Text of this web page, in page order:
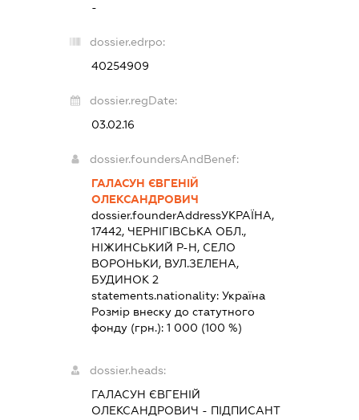
-
dossier.edrpo:
40254909
dossier.regDate:
03.02.16
dossier.foundersAndBenef:
ГАЛАСУН ЄВГЕНІЙ
ОЛЕКСАНДРОВИЧ
dossier.founderAddressУКРАЇНА,
17442, ЧЕРНІГІВСЬКА ОБЛ.,
НІЖИНСЬКИЙ Р-Н, СЕЛО
ВОРОНЬКИ, ВУЛ.ЗЕЛЕНА,
БУДИНОК 2
statements.nationality:Україна
Розмір внеску до статутного
фонду (грн.):1 000 (100 %)
dossier.heads:
ГАЛАСУН ЄВГЕНІЙ
ОЛЕКСАНДРОВИЧ - ПІДПИСАНТ